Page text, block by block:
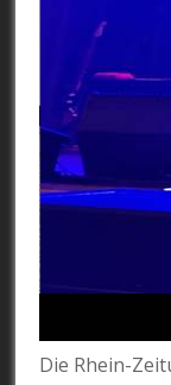
Die Rhein-